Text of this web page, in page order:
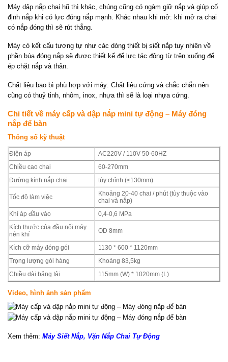
Máy dập nắp chai hũ thì khác, chúng cũng có ngàm giữ nắp và giúp cố
định nắp khi có lực đóng nắp mạnh. Khác nhau khi mở: khi mở ra chai
có nắp đóng thì sẽ rút thẳng.
Máy có kết cấu tương tự như các dòng thiết bị siết nắp tuy nhiên về
phần búa đóng nắp sẽ được thiết kế để lực tác động từ trên xuống để
ép chặt nắp và thân.
Chất liệu bao bì phù hợp với máy: Chất liệu cứng và chắc chắn nên
cũng có thuỷ tinh, nhôm, inox, nhựa thì sẽ là loại nhựa cứng.
Chi tiết về máy cấp và dập nắp mini tự động – Máy đóng
nắp để bàn
Thông số kỹ thuật
Điện áp AC220V / 110V 50-60HZ
Chiều cao chai 60-270mm
Đường kính nắp chai tùy chỉnh (≤130mm)
Tốc độ làm việc
Khoảng 20-40 chai / phút (tùy thuộc vào
chai và nắp)
Khí áp đầu vào 0,4-0,6 MPa
Kích thước của đầu nối máy
nén khí
OD 8mm
Kích cỡ máy đóng gói 1130 * 600 * 1120mm
Trọng lượng gói hàng Khoảng 83,5kg
Chiều dài băng tải 115mm (W) * 1020mm (L)
Video, hình ảnh sản phẩm
Xem thêm: Máy Siết Nắp, Vặn Nắp Chai Tự Động